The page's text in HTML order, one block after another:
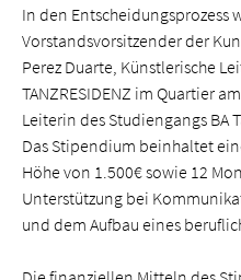
In den Entscheidungsprozess
Vorstandsvorsitzender der
Perez Duarte, Künstlerische
TANZRESIDENZ im Quartier
Leiterin des Studiengangs BA
Das Stipendium beinhaltet
Höhe von 1.500€ sowie 12
Unterstützung bei
und dem Aufbau eines